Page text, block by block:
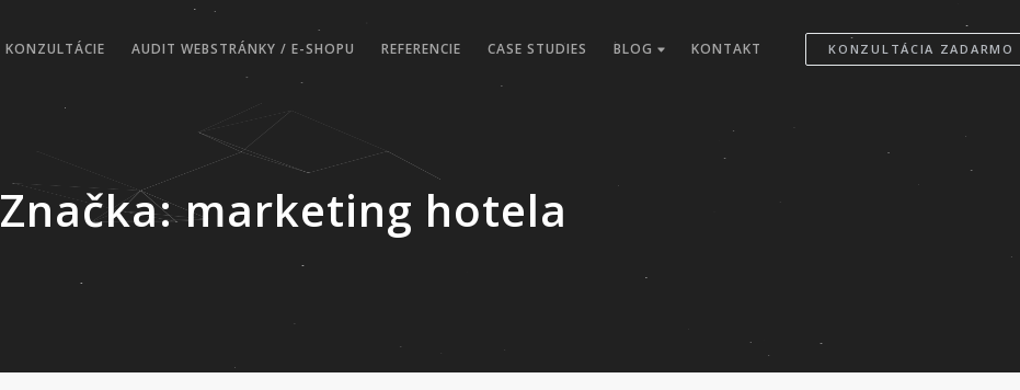
KONZULTÁCIE AUDIT WEBSTRÁNKY / E-SHOPU REFERENCIE CASE STUDIES BLOG KONTAKT KONZULTÁCIA ZADARMO
Značka:marketing hotela